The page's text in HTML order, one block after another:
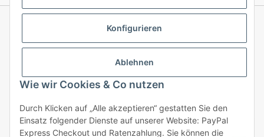
Konfigurieren
Ablehnen
Wie wir Cookies & Co nutzen
Durch Klicken auf „Alle akzeptieren“ gestatten Sie den
Einsatz folgender Dienste auf unserer Website: PayPal
Express Checkout und Ratenzahlung. Sie können die
Informationen
Gesetzliche Informationen
Vertrag widerrufen